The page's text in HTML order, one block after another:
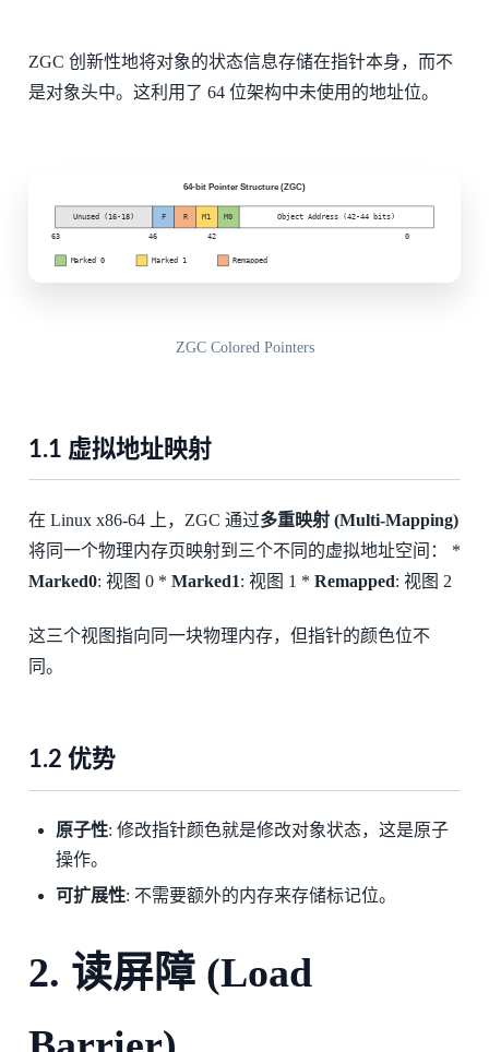
ZGC 创新性地将对象的状态信息存储在指针本身，而不
是对象头中。这利用了 64 位架构中未使用的地址位。
ZGC Colored Pointers
1.1 虚拟地址映射
在 Linux x86-64 上，ZGC 通过多重映射 (Multi-Mapping)
将同一个物理内存页映射到三个不同的虚拟地址空间： *
Marked0: 视图 0 * Marked1: 视图 1 * Remapped: 视图 2
这三个视图指向同一块物理内存，但指针的颜色位不
同。
1.2 优势
原子性: 修改指针颜色就是修改对象状态，这是原子
操作。
可扩展性: 不需要额外的内存来存储标记位。
2. 读屏障 (Load